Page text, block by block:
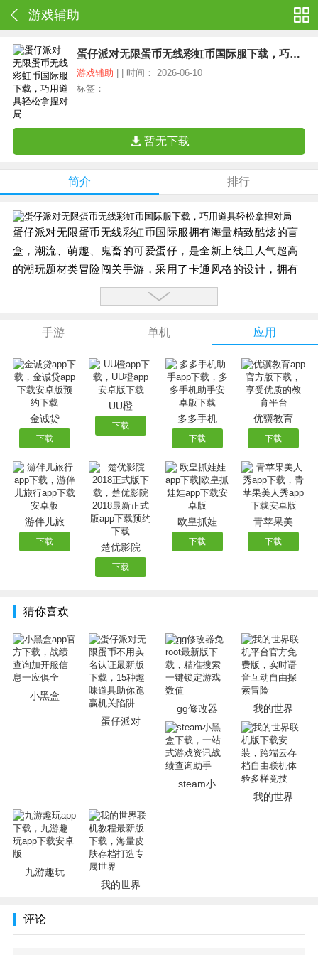
游戏辅助
蛋仔派对无限蛋币无线彩虹币国际服下载，巧用道具轻松拿捏对局
游戏辅助 | | 时间： 2026-06-10
标签：
暂无下载
简介 排行
蛋仔派对无限蛋币无线彩虹币国际服拥有海量精致酷炫的盲
盒，潮流、萌趣、鬼畜的可爱蛋仔，是全新上线且人气超高
的潮玩题材类冒险闯关手游，采用了卡通风格的设计，拥有
Q版呆萌的角色形象，丰富的关卡模式，为玩家带来全新的
游戏特色
1、随机场景道具，随时快乐竞技，炸弹、果冻、放屁，没有
武德，才最快乐。
2、萌蛋来袭，撞走不开心，超Q弹物理碰撞，享受翻天覆地
的刺激。
3、一秒变球，比谁更能滚，海量挑战，陷阱机关，争先恐后
往前冲。
4、自由摆放，关卡任你造，零门槛编辑地图，和好友共享专
属乐趣。
5、盲盒机背后的奇幻之旅，顺着电流，踏入狂热而美妙的潮
玩乐岛。
-充满派对和游戏的世界！
加入不同的派对，在游戏中与朋友碰撞和拥抱！小心障碍
物，避开其他蛋！与您的朋友一起享受派对，整夜玩！
-创建自己的地图，与朋友一起享受！
想尝试独特的地图吗？来EggyWorkshop发现新事物。您可
以在这里创建自己的地图，发挥您的想象力！
-潜入EGGYVERSE！
成为一个可爱的蛋，并加入热闹的EGGYVERSE！在这里，
您可以乘坐巨型摩天轮、有趣的蹦床、落地钢琴、足球场以
与不同风格的可爱Eggies组队；蓬松，奇幻，甜美...选择适
合您的风格！与您的Eggy朋友一起克服障碍，现在是时候玩
得开心了！
Hello，蛋仔岛的岛民们，游戏的乐趣有不少都是道具给的，
这些道具用好了不仅可以绝地反击，甚至还能一击制胜!
手游 单机 应用
金诚贷
下载
UU橙
下载
多多手机
下载
优骥教育
下载
游伴儿旅
下载 楚优影院
下载
欧皇抓娃
下载
青苹果美
下载
猜你喜欢
小黑盒
蛋仔派对
gg修改器 我的世界
steam小
我的世界
九游趣玩
我的世界
评论